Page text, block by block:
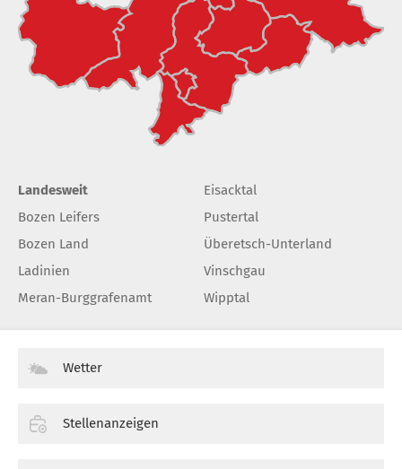
Landesweit
Bozen Leifers
Bozen Land
Ladinien
Meran-Burggrafenamt
Eisacktal
Pustertal
Überetsch-Unterland
Vinschgau
Wipptal
Wetter
Stellenanzeigen